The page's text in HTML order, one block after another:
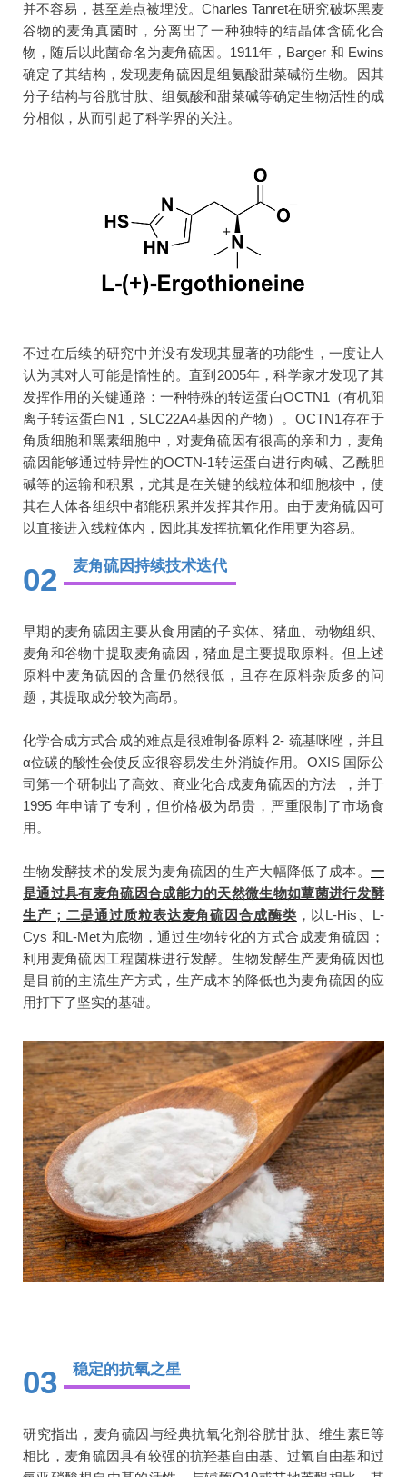
并不容易，甚至差点被埋没。Charles Tanret在研究破坏黑麦
谷物的麦角真菌时，分离出了一种独特的结晶体含硫化合
物，随后以此菌命名为麦角硫因。1911年，Barger 和 Ewins
确定了其结构，发现麦角硫因是组氨酸甜菜碱衍生物。因其
分子结构与谷胱甘肽、组氨酸和甜菜碱等确定生物活性的成
分相似，从而引起了科学界的关注。
不过在后续的研究中并没有发现其显著的功能性，一度让人
认为其对人可能是惰性的。直到2005年，科学家才发现了其
发挥作用的关键通路：一种特殊的转运蛋白OCTN1（有机阳
离子转运蛋白N1，SLC22A4基因的产物）。OCTN1存在于
角质细胞和黑素细胞中，对麦角硫因有很高的亲和力，麦角
硫因能够通过特异性的OCTN-1转运蛋白进行肉碱、乙酰胆
碱等的运输和积累，尤其是在关键的线粒体和细胞核中，使
其在人体各组织中都能积累并发挥其作用。由于麦角硫因可
以直接进入线粒体内，因此其发挥抗氧化作用更为容易。
02 麦角硫因持续技术迭代
早期的麦角硫因主要从食用菌的子实体、猪血、动物组织、
麦角和谷物中提取麦角硫因，猪血是主要提取原料。但上述
原料中麦角硫因的含量仍然很低，且存在原料杂质多的问
题，其提取成分较为高昂。
化学合成方式合成的难点是很难制备原料 2- 巯基咪唑，并且
α位碳的酸性会使反应很容易发生外消旋作用。OXIS 国际公
司第一个研制出了高效、商业化合成麦角硫因的方法 ，并于
1995 年申请了专利，但价格极为昂贵，严重限制了市场食
用。
生物发酵技术的发展为麦角硫因的生产大幅降低了成本。 一
是通过具有麦角硫因合成能力的天然微生物如蕈菌进行发酵
生产；二是通过质粒表达麦角硫因合成酶类 ，以L-His、L-
Cys 和L-Met为底物，通过生物转化的方式合成麦角硫因；
利用麦角硫因工程菌株进行发酵。生物发酵生产麦角硫因也
是目前的主流生产方式，生产成本的降低也为麦角硫因的应
用打下了坚实的基础。
03 稳定的抗氧之星
研究指出，麦角硫因与经典抗氧化剂谷胱甘肽、维生素E等
相比，麦角硫因具有较强的抗羟基自由基、过氧自由基和过